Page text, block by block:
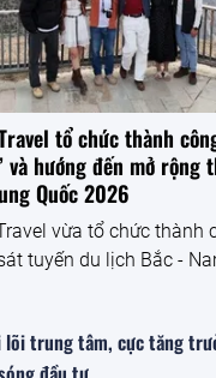
tổ chức thành
và hướng đến mở
Quốc 2026
vừa tổ chức thành
tuyến du lịch Bắc -
trung tâm, cực tăng